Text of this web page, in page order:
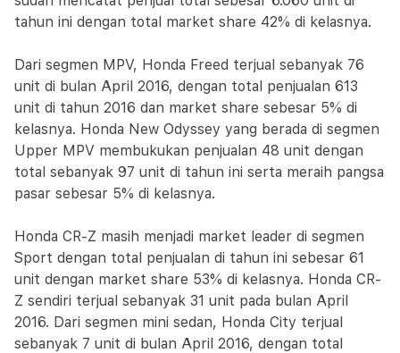
tahun ini dengan total market share 42% di kelasnya.
Dari segmen MPV, Honda Freed terjual sebanyak 76
unit di bulan April 2016, dengan total penjualan 613
unit di tahun 2016 dan market share sebesar 5% di
kelasnya. Honda New Odyssey yang berada di segmen
Upper MPV membukukan penjualan 48 unit dengan
total sebanyak 97 unit di tahun ini serta meraih pangsa
pasar sebesar 5% di kelasnya.
Honda CR-Z masih menjadi market leader di segmen
Sport dengan total penjualan di tahun ini sebesar 61
unit dengan market share 53% di kelasnya. Honda CR-
Z sendiri terjual sebanyak 31 unit pada bulan April
2016. Dari segmen mini sedan, Honda City terjual
sebanyak 7 unit di bulan April 2016, dengan total